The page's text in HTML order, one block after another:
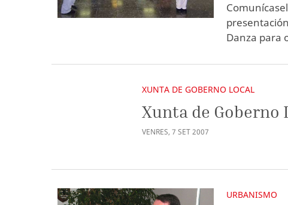
Danza para
XUNTA DE GOBERNO LOCAL
Xunta de Goberno
VENRES,7 SET2007
URBANISMO